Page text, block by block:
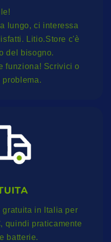
lungo, ci interessa
Litio.Store c'è
del bisogno.
funziona! Scrivici o
gratuita in Italia per
quindi praticamente
batterie.